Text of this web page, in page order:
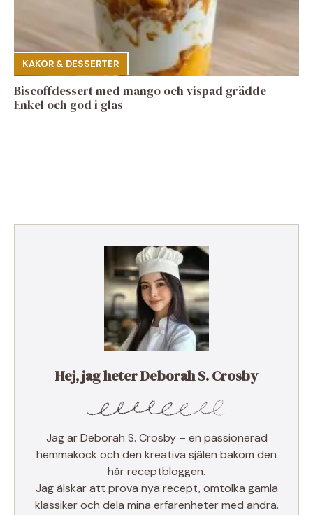
KAKOR & DESSERTER
Biscoffdessert med mango och vispad grädde –
Enkel och god i glas
Hej, jag heter Deborah S. Crosby
Jag är Deborah S. Crosby – en passionerad
hemmakock och den kreativa själen bakom den
här receptbloggen.
Jag älskar att prova nya recept, omtolka gamla
klassiker och dela mina erfarenheter med andra.